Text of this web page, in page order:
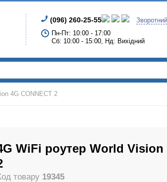
(096) 260-25-55
Пн-Пт: 10:00 - 17:00
Сб: 10:00 - 15:00, Нд: Вихідний
4G CONNECT 2
WiFi роутер World Vision
товару 19345